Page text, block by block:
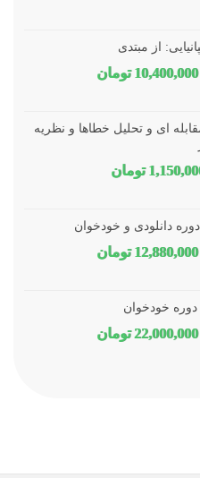
از مبتدی
قیمت
بود.
10,400,000 تومانقیمت
است.
ای و تحلیل خطاها و نظریه
بود.
تومانقیمت
است.
دانلودی و خودخوان
قیمت
بود.
12,880,000 تومانقیمت
خودخوان
قیمت
22,000,000 تومانقیمت